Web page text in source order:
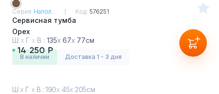
Серия: Напол... Код: 576251
Cервисная тумба
Орех
Ш х Г х В : 135х 67х 77см
14 250 Р
в наличии Доставка 1 - 3 дня
Ш х Г х В : 190х 45х 205см